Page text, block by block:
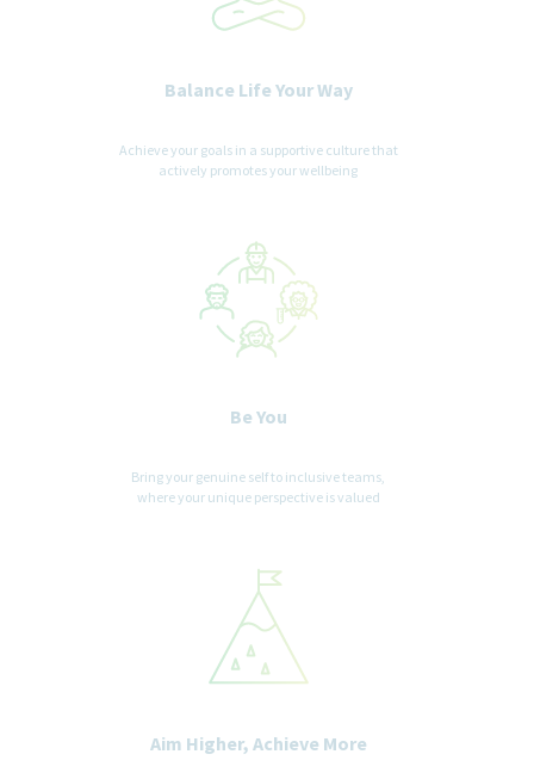
Balance Life Your Way
Achieve your goals in a supportive culture that
actively promotes your wellbeing
Be You
Bring your genuine self to inclusive teams,
where your unique perspective is valued
Aim Higher, Achieve More